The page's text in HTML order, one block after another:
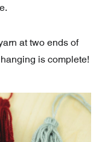
at two ends of
is complete!